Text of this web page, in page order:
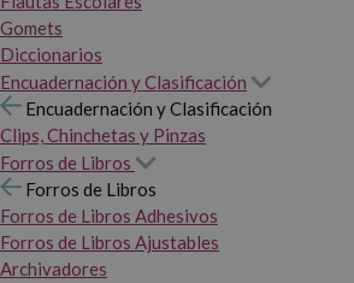
Gomets
Diccionarios
Encuadernación y Clasificación
Encuadernación y Clasificación
Clips, Chinchetas y Pinzas
Forros de Libros
Forros de Libros
Forros de Libros Adhesivos
Forros de Libros Ajustables
Archivadores